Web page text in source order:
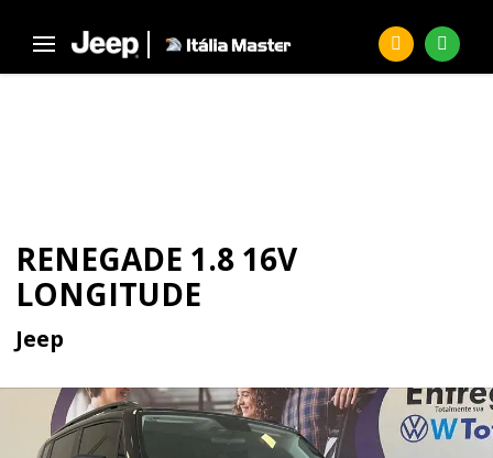
RENEGADE 1.8 16V
LONGITUDE
Jeep